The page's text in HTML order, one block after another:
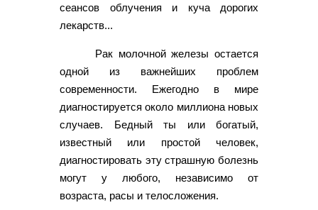
сеансов облучения и куча дорогих
лекарств...
Рак молочной железы остается
одной из важнейших проблем
современности. Ежегодно в мире
диагностируется около миллиона новых
случаев. Бедный ты или богатый,
известный или простой человек,
диагностировать эту страшную болезнь
могут у любого, независимо от
возраста, расы и телосложения.